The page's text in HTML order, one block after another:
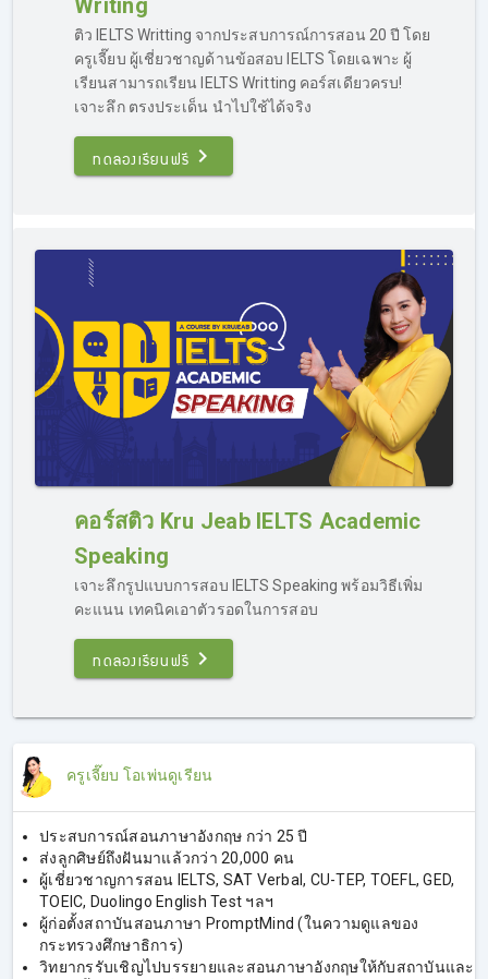
โดยเฉพาะ เน้นการอัพ Band เป็นหลัก โดยคอร์สติว IELTS
เร่งรัด จะค่อนข้างเหมาะกับคนที่มีพื้นฐานอยู่แล้ว เพราะ
เทคนิคหลายอย่าง ผู้เรียนต้องเข้าใจในหลักการภาษาอังกฤษ
พอสมควร
สอบเพียง 2 สัปดาห์ ก็สามารถพิชิต Band 7.0 ได้ แต่โดยเฉลี่ย
แล้วผู้ที่เรียน IELTS ในคอร์สติว IELTS เร่งรัดมักจะเรียนก่อน
ติว IELTS เร่งรัด ถือเป็นอีกหนึ่งคอร์สยอดนิยมของเรา มีผู้ที่
ต้องการติวสอบ IELTS จำนวนไม่น้อย ที่ต้องการติวภายใน
ระยะเวลาสั้นๆ เพราะรีบใช้คะแนนสอบ โดยคอร์สของเราก็
ตอบโจทย์ส่วนนี้เป็นอย่างดี เพราะผู้เรียนจำนวนมาก ที่ลง
คอร์สติว IELTS เร่งรัดก็สามารถทำคะแนนสอบได้ตามที่ตั้งเป้า
ไว้
สำหรับใครที่สนใจ
ติว IELTS เร่งรัด และต้องการประเมินพื้น
ฐานภาษาอังกฤษของตนเองเบื้องต้นว่าสามารถเรียนได้หรือไม่
แนะนำให้สอบถามข้อมูลได้ทาง Inbox บน Facebook : Kru
Jeab IELTS คอร์สติวไอเอลออนไลน์ การันตี 7.0
คอร์สเรียน IELTS ออนไลน์ Kru Jeab
เรียน IELTS ออนไลน์กับครูเจี๊ยบ ติว IELTS มีให้เลือกทั้ง
Academic & General Trainingครบทุกเนื้อหาที่ต้องรู้ใน
แต่ละทักษะ รูปแบบข้อสอบ เทคนิคการทำโจทย์แต่ละแบบ ทุก
เคล็ดลับจากประสบการณ์กว่า 20 ปี ครูเจี๊ยบได้รวบรวมไว้ให้ผู้
เรียนทุกคนในคอร์สนี้แล้วค่ะ
Writing
ติว IELTS Writting จากประสบการณ์การสอน 20 ปี โดย
ครูเจี๊ยบ ผู้เชี่ยวชาญด้านข้อสอบ IELTS โดยเฉพาะ ผู้
เรียนสามารถเรียน IELTS Writting คอร์สเดียวครบ!
เจาะลึก ตรงประเด็น นำไปใช้ได้จริง
ทดลองเรียนฟรี
คอร์สติว Kru Jeab IELTS Academic
Speaking
เจาะลึกรูปแบบการสอบ IELTS Speaking พร้อมวิธีเพิ่ม
คะแนน เทคนิคเอาตัวรอดในการสอบ
ทดลองเรียนฟรี
ครูเจี๊ยบ โอเพ่นดูเรียน
ประสบการณ์สอนภาษาอังกฤษ กว่า 25 ปี
ส่งลูกศิษย์ถึงฝันมาแล้วกว่า 20,000 คน
ผู้เชี่ยวชาญการสอน IELTS, SAT Verbal, CU-TEP, TOEFL, GED,
TOEIC, Duolingo English Test ฯลฯ
ผู้ก่อตั้งสถาบันสอนภาษา PromptMind (ในความดูแลของ
กระทรวงศึกษาธิการ)
วิทยากรรับเชิญไปบรรยายและสอนภาษาอังกฤษให้กับสถาบันและ